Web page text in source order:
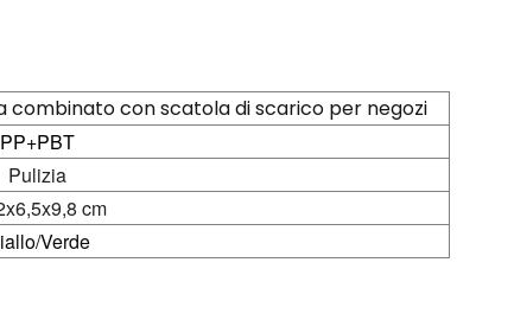
combinato con scatola di scarico per negozi
PP+PBT
Pulizia
cm
Verde